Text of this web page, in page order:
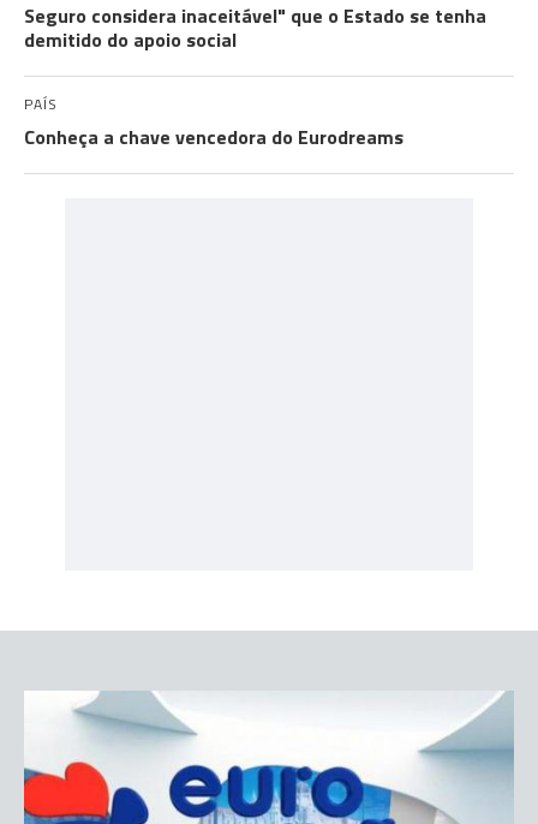
Seguro considera inaceitável" que o Estado se tenha
demitido do apoio social
PAÍS
Conheça a chave vencedora do Eurodreams